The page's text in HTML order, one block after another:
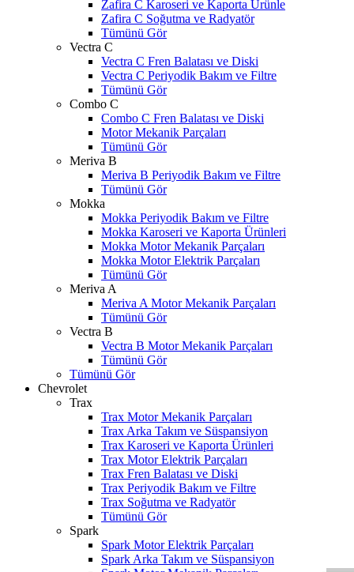
Zafira C Karoseri ve Kaporta Ürünle
Zafira C Soğutma ve Radyatör
Tümünü Gör
Vectra C
Vectra C Fren Balatası ve Diski
Vectra C Periyodik Bakım ve Filtre
Tümünü Gör
Combo C
Combo C Fren Balatası ve Diski
Motor Mekanik Parçaları
Tümünü Gör
Meriva B
Meriva B Periyodik Bakım ve Filtre
Tümünü Gör
Mokka
Mokka Periyodik Bakım ve Filtre
Mokka Karoseri ve Kaporta Ürünleri
Mokka Motor Mekanik Parçaları
Mokka Motor Elektrik Parçaları
Tümünü Gör
Meriva A
Meriva A Motor Mekanik Parçaları
Tümünü Gör
Vectra B
Vectra B Motor Mekanik Parçaları
Tümünü Gör
Tümünü Gör
Chevrolet
Trax
Trax Motor Mekanik Parçaları
Trax Arka Takım ve Süspansiyon
Trax Karoseri ve Kaporta Ürünleri
Trax Motor Elektrik Parçaları
Trax Fren Balatası ve Diski
Trax Periyodik Bakım ve Filtre
Trax Soğutma ve Radyatör
Tümünü Gör
Spark
Spark Motor Elektrik Parçaları
Spark Arka Takım ve Süspansiyon